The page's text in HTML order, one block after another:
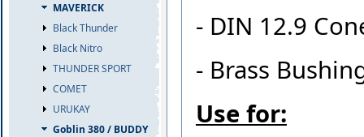
MAVERICK
Black Thunder
Black Nitro
THUNDER SPORT
COMET
URUKAY
Goblin 380 / BUDDY
- DIN 12.9
- Brass
Use for: